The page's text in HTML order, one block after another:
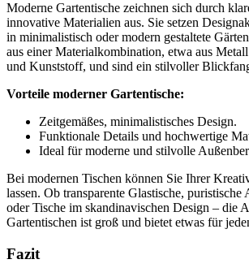
Moderne Gartentische zeichnen sich durch
innovative Materialien aus. Sie setzen
in minimalistisch oder modern gestaltete
aus einer Materialkombination, etwa aus
und Kunststoff, und sind ein stilvoller
Vorteile moderner Gartentische:
Zeitgemäßes, minimalistisches Design.
Funktionale Details und hochwertige
Ideal für moderne und stilvolle
Bei modernen Tischen können Sie Ihrer
lassen. Ob transparente Glastische,
oder Tische im skandinavischen Design – die
Gartentischen ist groß und bietet etwas für
Fazit